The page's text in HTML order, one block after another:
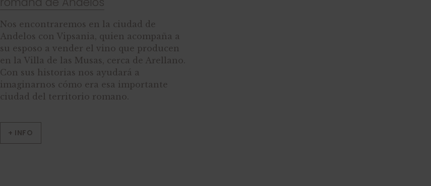
Nos encontraremos en la ciudad de
Andelos con Vipsania, quien acompaña a
su esposo a vender el vino que producen
en la Villa de las Musas, cerca de Arellano.
Con sus historias nos ayudará a
imaginarnos cómo era esa importante
ciudad del territorio romano.
+ INFO